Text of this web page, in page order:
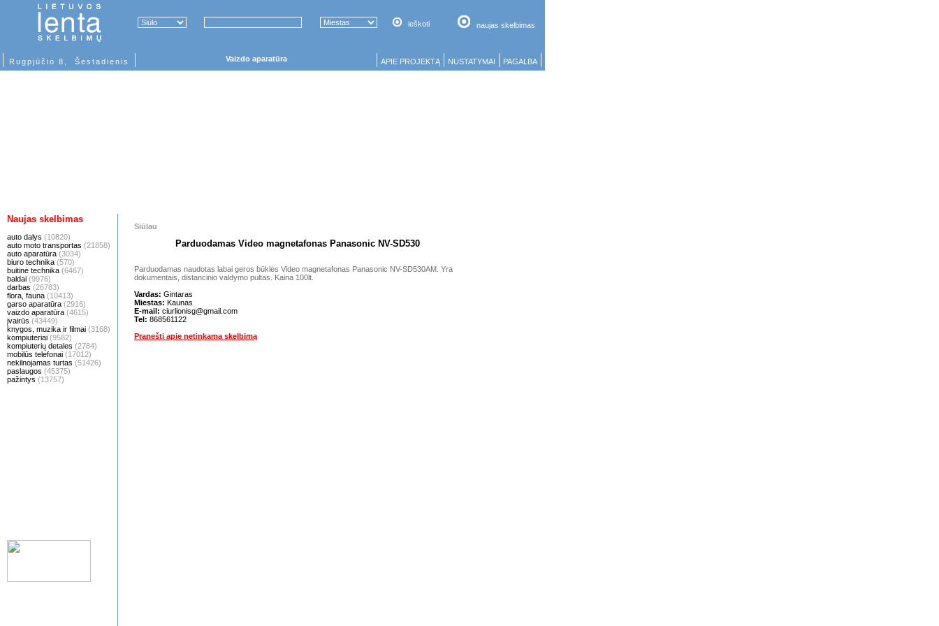
ieškoti naujas skelbimas
Rugpjūčio 8, Šestadienis Vaizdo aparatūra APIE PROJEKTĄ NUSTATYMAI PAGALBA
Naujas skelbimas
auto dalys (10820)
auto moto transportas (21858)
auto aparatūra (3034)
biuro technika (570)
buitinė technika (6467)
baldai (9976)
darbas (26783)
flora, fauna (10413)
garso aparatūra (2916)
vaizdo aparatūra (4615)
įvairūs (43449)
knygos, muzika ir filmai (3168)
kompiuteriai (9582)
kompiuterių detales (2784)
mobilūs telefonai (17012)
nekilnojamas turtas (51426)
paslaugos (45375)
pažintys (13757)
Siūlau
Parduodamas Video magnetafonas Panasonic NV-SD530
Parduodamas naudotas labai geros būklės Video magnetafonas Panasonic NV-SD530AM. Yra
dokumentais, distancinio valdymo pultas. Kaina 100lt.
Vardas: Gintaras
Miestas: Kaunas
E-mail: ciurlionisg@gmail.com
Tel: 868561122
Pranešti apie netinkama skelbimą